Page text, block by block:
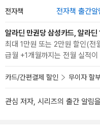
전자책 전자책 출간알
알라딘 만권당 삼성카드, 알라
최대 1만원 또는 2만원 할인(
급월 +1개월까지는 전월 실적
카드/간편결제 할인 무이자 할
관심 저자, 시리즈의 출간 알림